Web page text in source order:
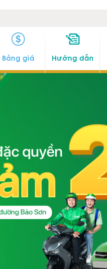
Bảng giá Hướng dẫn